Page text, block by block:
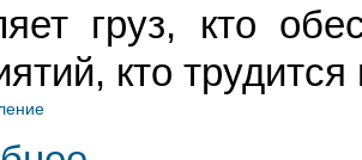
груз, кто
кто